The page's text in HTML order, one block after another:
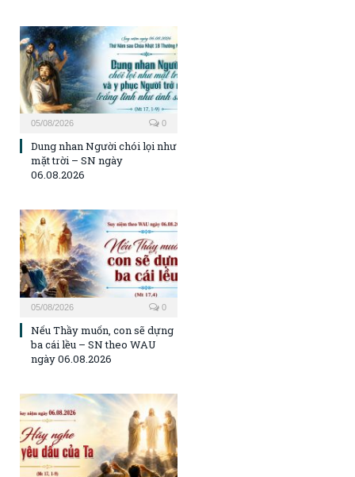
05/08/2026 0
Dung nhan Người chói lọi như
mặt trời – SN ngày
06.08.2026
05/08/2026 0
Nếu Thầy muốn, con sẽ dựng
ba cái lều – SN theo WAU
ngày 06.08.2026